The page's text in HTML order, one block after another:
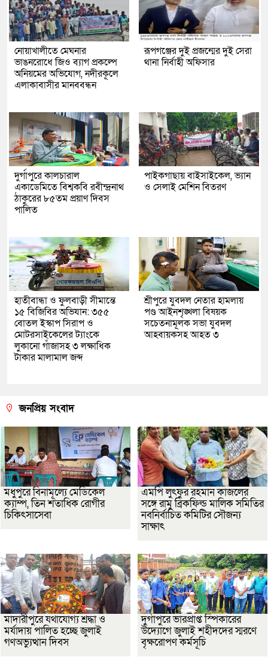
নোয়াখালীতে মেঘনার
ভাঙনরোধে জিও ব্যাগ প্রকল্পে
অনিয়মের অভিযোগ, নদীরকূলে
এলাকাবাসীর মানববন্ধন
রূপগঞ্জের দুই প্রজন্মের দুই সেরা
থানা নির্বাহী অফিসার
দুর্গাপুরে কালচারাল
একাডেমিতে বিশ্বকবি রবীন্দ্রনাথ
ঠাকুরের ৮৫তম প্রয়াণ দিবস
পালিত
পাইকগাছায় বাইসাইকেল, ভ্যান
ও সেলাই মেশিন বিতরণ
হাতীবান্ধা ও ফুলবাড়ী সীমান্তে
১৫ বিজিবির অভিযান: ৩৫৫
বোতল ইস্কাপ সিরাপ ও
মোটরসাইকেলের ট্যাংকে
লুকানো গাঁজাসহ ৩ লক্ষাধিক
টাকার মালামাল জব্দ
শ্রীপুরে যুবদল নেতার হামলায়
পণ্ড আইনশৃঙ্খলা বিষয়ক
সচেতনামূলক সভা যুবদল
আহবায়কসহ আহত ৩
জনপ্রিয় সংবাদ
মধুপুরে বিনামূল্যে মেডিকেল
ক্যাম্প, তিন শতাধিক রোগীর
চিকিৎসাসেবা
এমপি লুৎফুর রহমান কাজলের
সঙ্গে রামু ব্রিকফিল্ড মালিক সমিতির
নবনির্বাচিত কমিটির সৌজন্য
সাক্ষাৎ
মাদারীপুরে যথাযোগ্য শ্রদ্ধা ও
মর্যাদায় পালিত হচ্ছে জুলাই
গণঅভ্যুত্থান দিবস
দুর্গাপুরে ভারপ্রাপ্ত স্পিকারের
উদ্যোগে জুলাই শহীদদের স্মরণে
বৃক্ষরোপণ কর্মসূচি